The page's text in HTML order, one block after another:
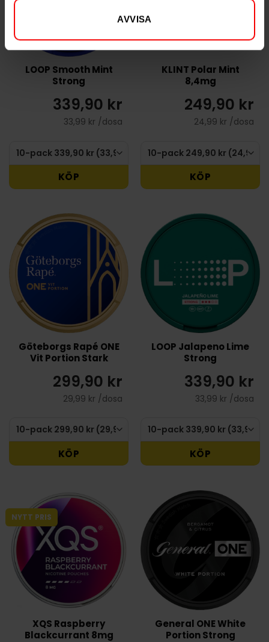
AVVISA
LOOP Smooth Mint
Strong
339,90 kr
33,99 kr /dosa
KÖP
KLINT Polar Mint
8,4mg
249,90 kr
24,99 kr /dosa
KÖP
Göteborgs Rapé ONE
Vit Portion Stark
299,90 kr
29,99 kr /dosa
KÖP
LOOP Jalapeno Lime
Strong
339,90 kr
33,99 kr /dosa
KÖP
NYTT PRIS
XQS Raspberry
Blackcurrant 8mg
General ONE White
Portion Strong